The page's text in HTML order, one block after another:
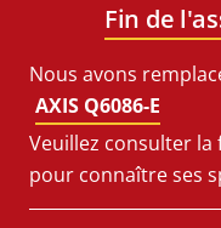
Fin de
Nous avons
AXIS Q6086-E
Veuillez consulter
pour connaître ses